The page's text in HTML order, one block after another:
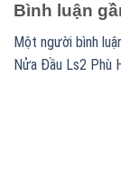
Bình luận
Một người bình
Nửa Đầu Ls2 Phù